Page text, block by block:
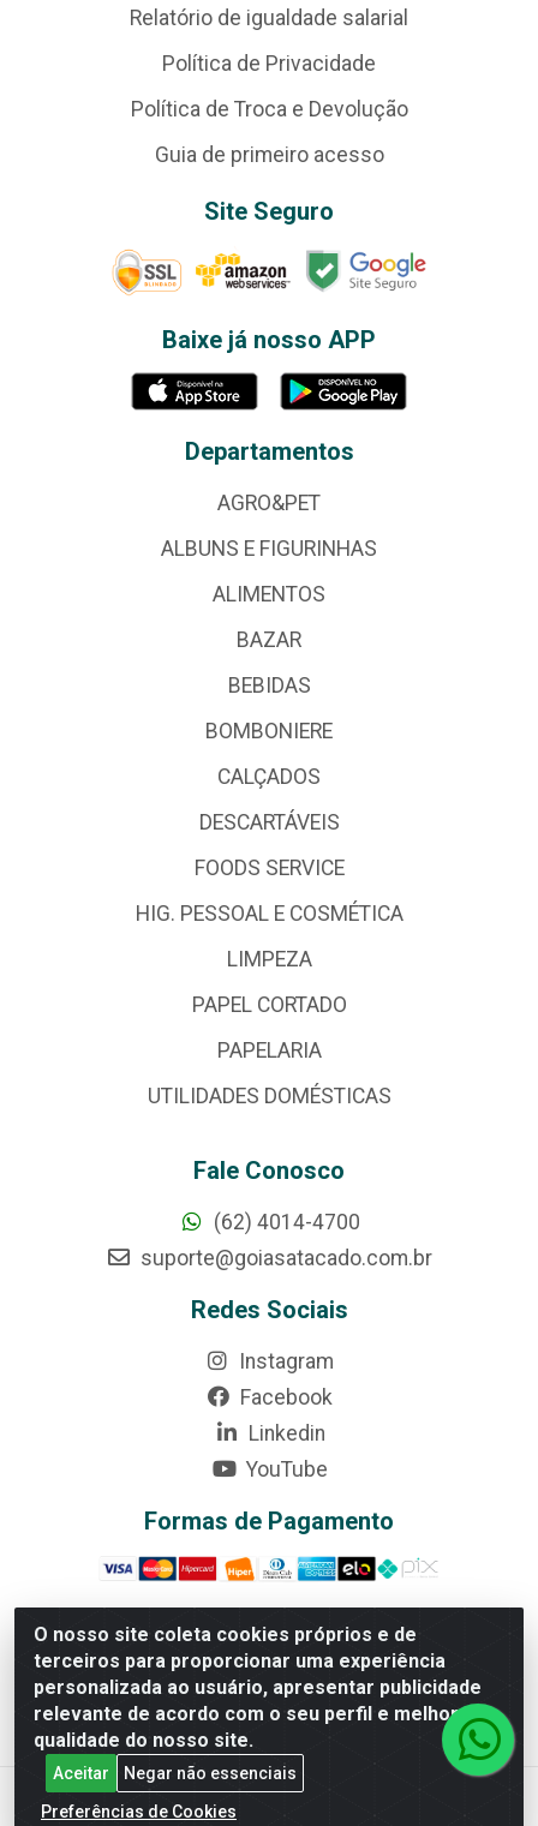
O nosso site coleta cookies próprios e de
terceiros para proporcionar uma experiência
personalizada ao usuário, apresentar publicidade
relevante de acordo com o seu perfil e melhorar a
qualidade do nosso site.
Aceitar
Negar não essenciais
Preferências de Cookies
Relatório de igualdade salarial
Política de Privacidade
Política de Troca e Devolução
Guia de primeiro acesso
Site Seguro
Baixe já nosso APP
Departamentos
AGRO&PET
ALBUNS E FIGURINHAS
ALIMENTOS
BAZAR
BEBIDAS
BOMBONIERE
CALÇADOS
DESCARTÁVEIS
FOODS SERVICE
HIG. PESSOAL E COSMÉTICA
LIMPEZA
PAPEL CORTADO
PAPELARIA
UTILIDADES DOMÉSTICAS
Fale Conosco
(62) 4014-4700
suporte@goiasatacado.com.br
Redes Sociais
Instagram
Facebook
Linkedin
YouTube
Formas de Pagamento
Rede Brasil - Avenida Universitária, nº 3860, Jardim das
Américas II Etapa - Anápolis/GO - CEP 75070-415 -
CNPJ 07.728.073/0002-24